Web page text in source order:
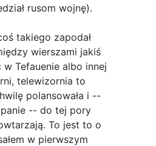
rusom wojnę).
takiego zapodał
wierszami jakiś
w Tefauenie albo innej
telewizornia to
polansowała i --
-- do tej pory
To jest to o
w pierwszym